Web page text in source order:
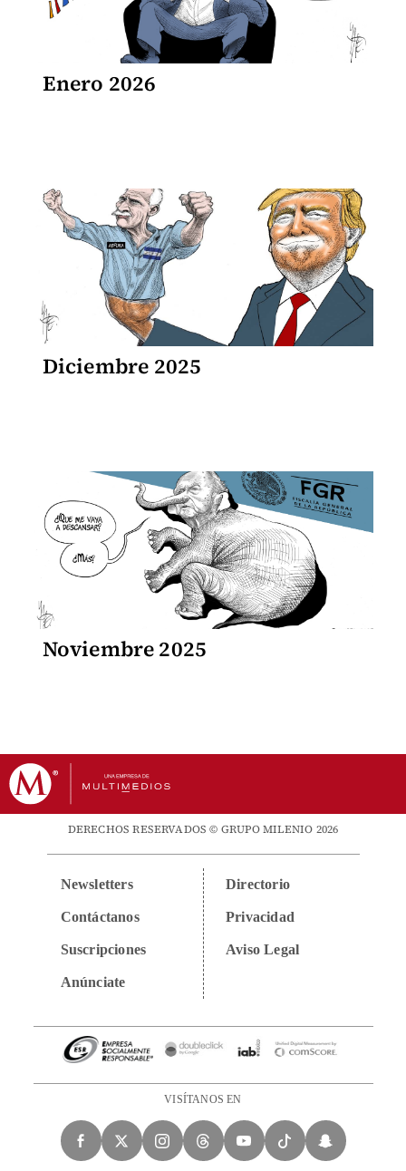
Enero 2026
Diciembre 2025
Noviembre 2025
DERECHOS RESERVADOS © GRUPO MILENIO 2026
Newsletters
Contáctanos
Suscripciones
Anúnciate
Directorio
Privacidad
Aviso Legal
VISÍTANOS EN